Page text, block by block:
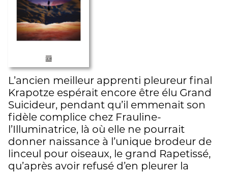
L’ancien meilleur apprenti pleureur final
Krapotze espérait encore être élu Grand
Suicideur, pendant qu’il emmenait son
fidèle complice chez Frauline-
l’Illuminatrice, là où elle ne pourrait
donner naissance à l’unique brodeur de
linceul pour oiseaux, le grand Rapetissé,
qu’après avoir refusé d’en pleurer la